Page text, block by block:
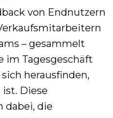
von Endnutzern
– gesammelt
im Tagesgeschäft
herausfinden,
Diese
dabei, die